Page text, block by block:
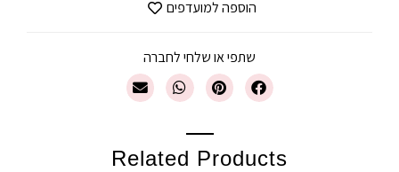
הוספה למועדפים
שתפי או שלחי לחברה
Related Products